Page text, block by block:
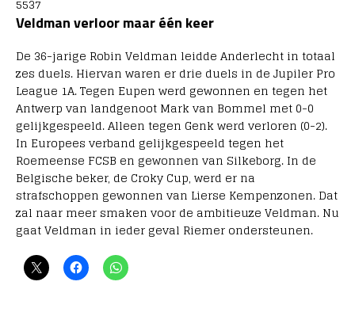
5537
Veldman verloor maar één keer
De 36-jarige Robin Veldman leidde Anderlecht in totaal
zes duels. Hiervan waren er drie duels in de Jupiler Pro
League 1A. Tegen Eupen werd gewonnen en tegen het
Antwerp van landgenoot Mark van Bommel met 0-0
gelijkgespeeld. Alleen tegen Genk werd verloren (0-2).
In Europees verband gelijkgespeeld tegen het
Roemeense FCSB en gewonnen van Silkeborg. In de
Belgische beker, de Croky Cup, werd er na
strafschoppen gewonnen van Lierse Kempenzonen. Dat
zal naar meer smaken voor de ambitieuze Veldman. Nu
gaat Veldman in ieder geval Riemer ondersteunen.